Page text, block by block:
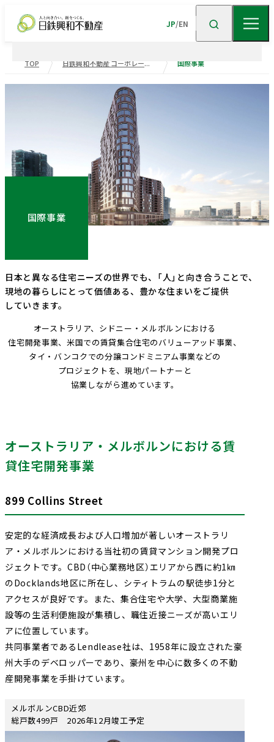
企業情報
企業情報TOP
企業理念
沿革 事業・ポートフォリ
役員一覧 組織図
ニュース・
会社案内（PDF） 電子公告
事業紹介
ビル事業 住宅事業
マンション再生 事業 地域創生事業
農業事業
オープン
イノベーション
取り組み
サステナビリティ
ステークホルダー
重要課題
地球環境への配慮 安全・安心の確保
社会変化への対応 次世代を担う人材創
ガバナンスの充実・
ンス
内容索引
業績・財務 連結業績推移
有価証券報告書等
採用情報
JP/EN
TOP 国際事業
国際事業
日本と異なる住宅ニーズの世界でも、 「人」と 向き合う ことで、
現地の暮らしにとって価値ある、 豊かな住まいを ご提供
していきます。
オーストラリア、 シドニー・メルボルン における
住宅開発事業、 米国での賃貸集合住宅の バリューアッド事業、
タイ・バンコクでの分譲コンドミニアム 事業などの
プロジェクトを、 現地 パートナーと
協業 しながら 進めています。
オーストラリア・メルボルンにおける賃
貸住宅開発事業
899 Collins Street
安定的な経済成長および人口増加が著しいオーストラリ
ア・メルボルンにおける当社初の賃貸マンション開発プロ
ジェクトです。CBD（中⼼業務地区）エリアから⻄に約1㎞
のDocklands地区に所在し、シティトラムの駅徒歩1分と
アクセスが良好です。また、集合住宅や大学、⼤型商業施
設等の生活利便施設が集積し、職住近接ニーズが⾼いエリ
アに位置しています。
共同事業者であるLendlease社は、1958年に設立された豪
州大手のデベロッパーであり、豪州を中心に数多くの不動
産開発事業を手掛けています。
メルボルンCBD近郊
総戸数499戸 2026年12月竣工予定